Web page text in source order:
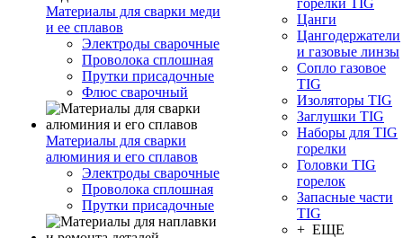
Материалы для сварки меди
и ее сплавов
Электроды сварочные
Проволока сплошная
Прутки присадочные
Флюс сварочный
Материалы для сварки
алюминия и его сплавов
Электроды сварочные
Проволока сплошная
Прутки присадочные
горелки TIG
Цанги
Цангодержатели
и газовые линзы
Сопло газовое
TIG
Изоляторы TIG
Заглушки TIG
Наборы для TIG
горелки
Головки TIG
горелок
Запасные части
TIG
+ ЕЩЕ